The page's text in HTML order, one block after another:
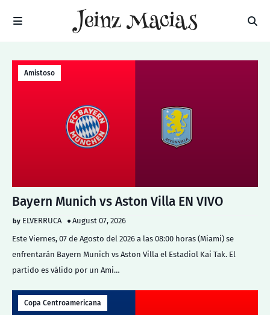
Amistoso
Bayern Munich vs Aston Villa EN VIVO
ELVERRUCA
August 07, 2026
Este Viernes, 07 de Agosto del 2026 a las 08:00 horas (Miami) se
enfrentarán Bayern Munich vs Aston Villa el Estadiol Kai Tak. El
partido es válido por un Ami…
Copa Centroamericana